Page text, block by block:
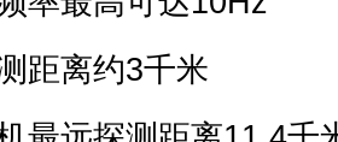
距离约3千米